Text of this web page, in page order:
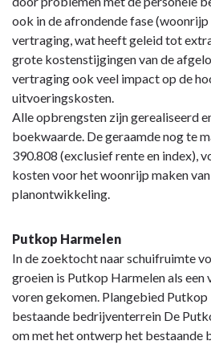
ook in de afrondende fase
vertraging, wat heeft geleid tot
grote kostenstijgingen van de
vertraging ook veel impact op de
uitvoeringskosten.
Alle opbrengsten zijn gerealiseerd
boekwaarde. De geraamde nog te
390.808 (exclusief rente en index),
kosten voor het woonrijp maken
planontwikkeling.
Putkop Harmelen
In de zoektocht naar schuifruimte
groeien is Putkop Harmelen als een
voren gekomen. Plangebied Putkop
bestaande bedrijventerrein De
om met het ontwerp het bestaande